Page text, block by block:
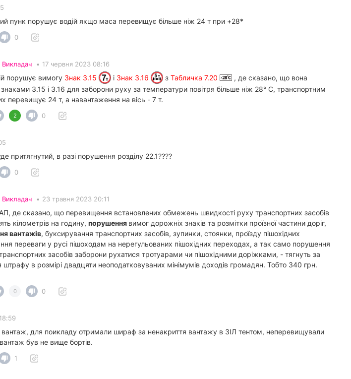
пунк порушує водій якщо маса перевищує більше ніж 24 т при +28*
0
Викладач • 17 червня 2023 08:16
порушує вимогу Знак 3.15 і Знак 3.16 з Табличка 7.20
, де сказано, що вона
знаками 3.15 і 3.16 для заборони руху за температури повітря більше ніж 28° С, транспортним
перевищує 24 т, а навантаження на вісь - 7 т.
2 0
притягнутий, в разі порушення розділу 22.1????
0
Викладач • 23 травня 2023 20:11
де сказано, що перевищення встановлених обмежень швидкості руху транспортних засобів
кілометрів на годину, порушення вимог дорожніх знаків та розмітки проїзної частини доріг,
вантажів, буксирування транспортних засобів, зупинки, стоянки, проїзду пішохідних
переваги у русі пішоходам на нерегульованих пішохідних переходах, а так само порушення
засобів заборони рухатися тротуарами чи пішохідними доріжками, - тягнуть за
в розмірі двадцяти неоподатковуваних мінімумів доходів громадян. Тобто 340 грн.
0 0
для поикладу отримали шираф за ненакриття вантажу в ЗІЛ тентом, неперевищували
був не вище бортів.
1